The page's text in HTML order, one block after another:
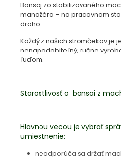
Bonsaj zo stabilizovaného
manažéra – na pracovnom
draho.
Každý z našich stromčekov je
nenapodobiteľný, ručne
ľuďom.
Starostlivosť o bonsai z
Hlavnou vecou je vybrať
umiestnenie:
neodporúča sa držať